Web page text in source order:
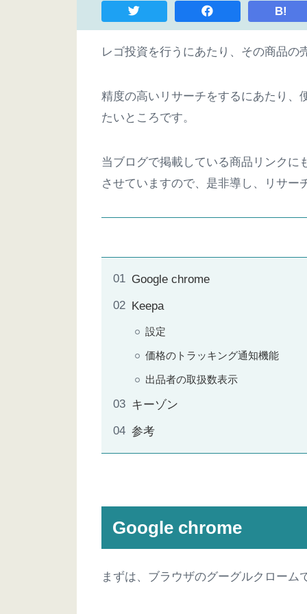
B!
レゴ投資を行うにあたり、その商品
精度の高いリサーチをするにあたり、
たいところです。
当ブログで掲載している商品リンクに
させていますので、是非導し、リサー
Google chrome
Keepa
設定
価格のトラッキング通知機能
出品者の取扱数表示
キーゾン
参考
Google chrome
まずは、ブラウザのグーグルクローム